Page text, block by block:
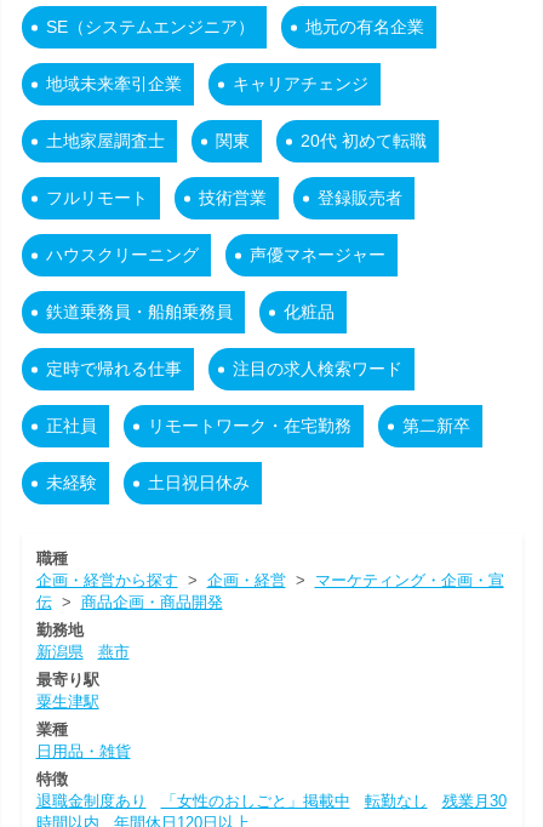
SE（システムエンジニア） 地元の有名企業
地域未来牽引企業 キャリアチェンジ
土地家屋調査士 関東 20代 初めて転職
フルリモート 技術営業 登録販売者
ハウスクリーニング 声優マネージャー
鉄道乗務員・船舶乗務員 化粧品
定時で帰れる仕事 注目の求人検索ワード
正社員 リモートワーク・在宅勤務 第二新卒
未経験 土日祝日休み
職種
企画・経営から探す > 企画・経営> マーケティング・企画・宣
伝> 商品企画・商品開発
勤務地
新潟県
燕市
最寄り駅
粟生津駅
業種
日用品・雑貨
特徴
退職金制度あり
「女性のおしごと」掲載中 転勤なし
残業月30
時間以内
年間休日120日以上